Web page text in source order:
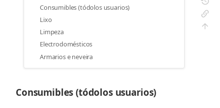
Consumibles (tódolos usuarios)
Lixo
Limpeza
Electrodomésticos
Armarios e neveira
Consumibles (tódolos usuarios)